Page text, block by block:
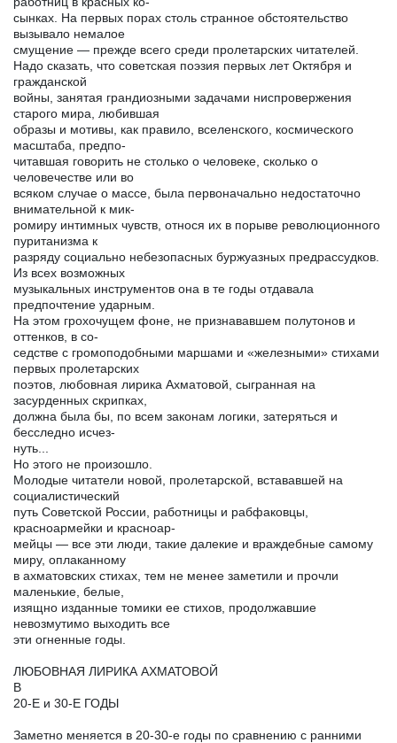
сынках. На первых порах столь странное обстоятельство
вызывало немалое
смущение — прежде всего среди пролетарских читателей.
Надо сказать, что советская поэзия первых лет Октября и
гражданской
войны, занятая грандиозными задачами ниспровержения
старого мира, любившая
образы и мотивы, как правило, вселенского, космического
масштаба, предпо-
читавшая говорить не столько о человеке, сколько о
человечестве или во
всяком случае о массе, была первоначально недостаточно
внимательной к мик-
ромиру интимных чувств, относя их в порыве революционного
пуританизма к
разряду социально небезопасных буржуазных предрассудков.
Из всех возможных
музыкальных инструментов она в те годы отдавала
предпочтение ударным.
На этом грохочущем фоне, не признававшем полутонов и
оттенков, в со-
седстве с громоподобными маршами и «железными» стихами
первых пролетарских
поэтов, любовная лирика Ахматовой, сыгранная на
засурденных скрипках,
должна была бы, по всем законам логики, затеряться и
бесследно исчез-
нуть...
Но этого не произошло.
Молодые читатели новой, пролетарской, встававшей на
социалистический
путь Советской России, работницы и рабфаковцы,
красноармейки и красноар-
мейцы — все эти люди, такие далекие и враждебные самому
миру, оплаканному
в ахматовских стихах, тем не менее заметили и прочли
маленькие, белые,
изящно изданные томики ее стихов, продолжавшие
невозмутимо выходить все
эти огненные годы.
ЛЮБОВНАЯ ЛИРИКА АХМАТОВОЙ
В
20-Е и 30-Е ГОДЫ
Заметно меняется в 20-30-е годы по сравнению с ранними